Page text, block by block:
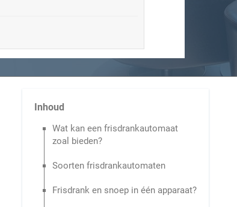
Inhoud
Wat kan een frisdrankautomaat
zoal bieden?
Soorten frisdrankautomaten
Frisdrank en snoep in één apparaat?